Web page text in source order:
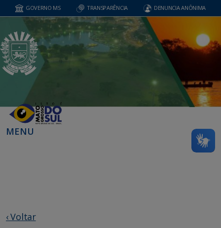
GOVERNO MS TRANSPARÊNCIA DENUNCIA ANÔNIMA
MENU
‹ Voltar